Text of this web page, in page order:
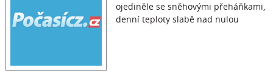
ojediněle se sněhovými přeháňkami,
denní teploty slabě nad nulou